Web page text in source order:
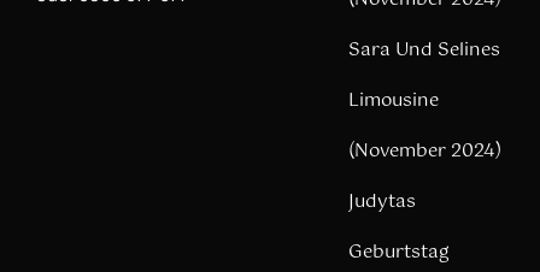
Sara Und Selines
Limousine
(November 2024)
Judytas
Geburtstag